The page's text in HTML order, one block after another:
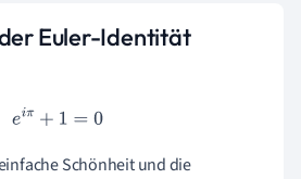
Euler-Identität
e iπ+1 =0
Schönheit und die